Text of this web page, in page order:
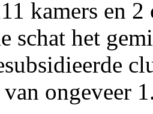
kamers en
schat het
ongeveer